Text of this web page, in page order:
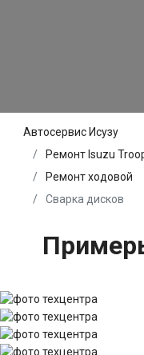
Автосервис Исузу
Ремонт Isuzu
Ремонт ходовой
Сварка дисков